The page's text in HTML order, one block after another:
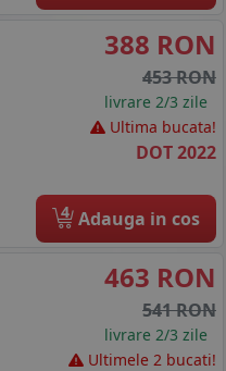
388 RON
453 RON
livrare 2/3 zile
Ultima bucata!
DOT 2022
4 Adauga in cos
463 RON
541 RON
livrare 2/3 zile
Ultimele 2 bucati!